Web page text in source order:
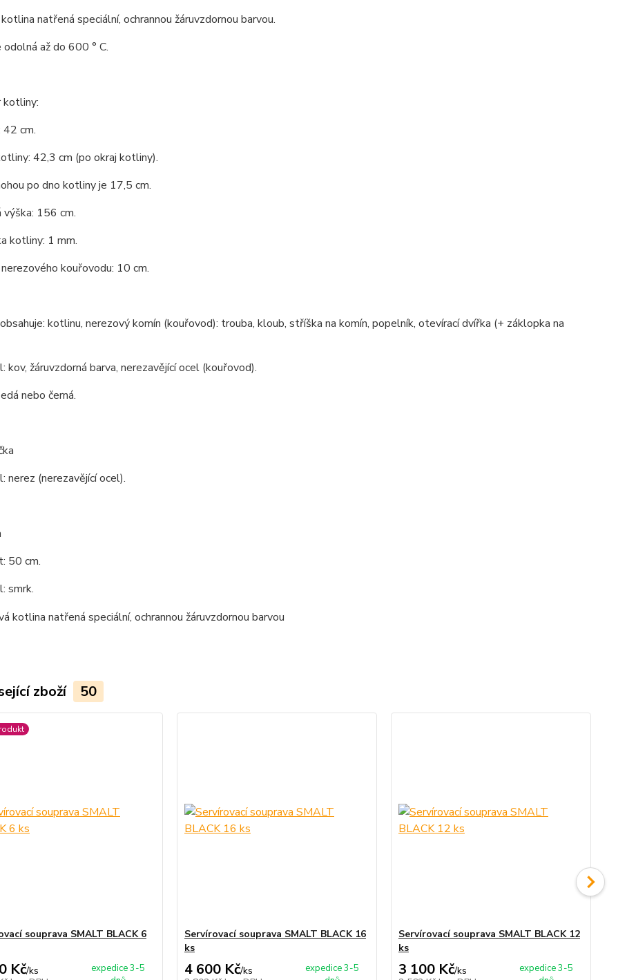
natřená speciální, ochrannou žáruvzdornou barvou.
odolná až do 600 ° C.
kotliny:
42 cm.
42,3 cm (po okraj kotliny).
po dno kotliny je 17,5 cm.
výška: 156 cm.
kotliny: 1 mm.
kouřovodu: 10 cm.
kotlinu, nerezový komín (kouřovod): trouba, kloub, stříška na komín, popelník, otevírací dvířka (+ záklopka na
kov, žáruvzdorná barva, nerezavějící ocel (kouřovod).
nebo černá.
nerez (nerezavějící ocel).
50 cm.
smrk.
zboží 50
souprava SMALT BLACK 6
Kč/ks
expedice 3-5
Servírovací souprava SMALT BLACK 16
ks
4 600 Kč/ks
expedice 3-5
Servírovací souprava SMALT BLACK 12
ks
3 100 Kč/ks
expedice 3-5